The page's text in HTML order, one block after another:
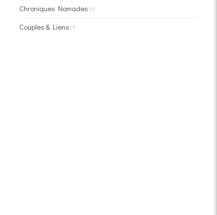
Chroniques Nomades (6)
Couples & Liens (1)